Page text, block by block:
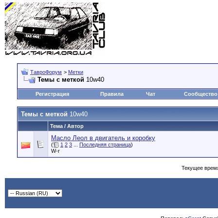
ТавроФорум > Метки
Темы с меткой 10w40
Регистрация Правила Чат Сообщество
Темы с меткой 10w40
Тема / Автор
Масло Леол в двигатель и коробку
( 1 2 3 Последняя страница)
W-r
Текущее